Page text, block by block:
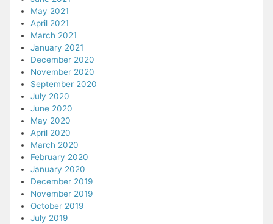
May 2021
April 2021
March 2021
January 2021
December 2020
November 2020
September 2020
July 2020
June 2020
May 2020
April 2020
March 2020
February 2020
January 2020
December 2019
November 2019
October 2019
July 2019